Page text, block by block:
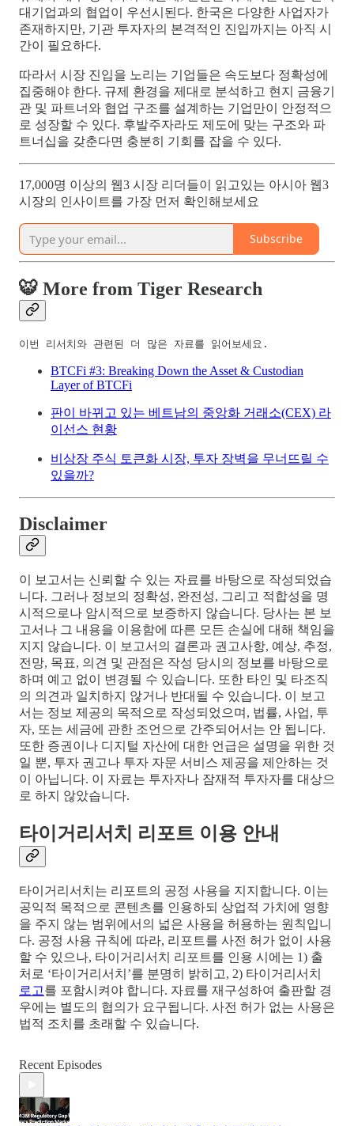
대기업과의 협업이 우선시된다. 한국은 다양한 사업자가
존재하지만, 기관 투자자의 본격적인 진입까지는 아직 시
간이 필요하다.
따라서 시장 진입을 노리는 기업들은 속도보다 정확성에
집중해야 한다. 규제 환경을 제대로 분석하고 현지 금융기
관 및 파트너와 협업 구조를 설계하는 기업만이 안정적으
로 성장할 수 있다. 후발주자라도 제도에 맞는 구조와 파
트너십을 갖춘다면 충분히 기회를 잡을 수 있다.
17,000명 이상의 웹3 시장 리더들이 읽고있는 아시아 웹3
시장의 인사이트를 가장 먼저 확인해보세요
Subscribe
🐯 More from Tiger Research
이번 리서치와 관련된 더 많은 자료를 읽어보세요.
BTCFi #3: Breaking Down the Asset & Custodian
Layer of BTCFi
판이 바뀌고 있는 베트남의 중앙화 거래소(CEX) 라
이선스 현황
비상장 주식 토큰화 시장, 투자 장벽을 무너뜨릴 수
있을까?
Disclaimer
이 보고서는 신뢰할 수 있는 자료를 바탕으로 작성되었습
니다. 그러나 정보의 정확성, 완전성, 그리고 적합성을 명
시적으로나 암시적으로 보증하지 않습니다. 당사는 본 보
고서나 그 내용을 이용함에 따른 모든 손실에 대해 책임을
지지 않습니다. 이 보고서의 결론과 권고사항, 예상, 추정,
전망, 목표, 의견 및 관점은 작성 당시의 정보를 바탕으로
하며 예고 없이 변경될 수 있습니다. 또한 타인 및 타조직
의 의견과 일치하지 않거나 반대될 수 있습니다. 이 보고
서는 정보 제공의 목적으로 작성되었으며, 법률, 사업, 투
자, 또는 세금에 관한 조언으로 간주되어서는 안 됩니다.
또한 증권이나 디지털 자산에 대한 언급은 설명을 위한 것
일 뿐, 투자 권고나 투자 자문 서비스 제공을 제안하는 것
이 아닙니다. 이 자료는 투자자나 잠재적 투자자를 대상으
로 하지 않았습니다.
타이거리서치 리포트 이용 안내
타이거리서치는 리포트의 공정 사용을 지지합니다. 이는
공익적 목적으로 콘텐츠를 인용하되 상업적 가치에 영향
을 주지 않는 범위에서의 넓은 사용을 허용하는 원칙입니
다. 공정 사용 규칙에 따라, 리포트를 사전 허가 없이 사용
할 수 있으나, 타이거리서치 리포트를 인용 시에는 1) 출
처로 ‘타이거리서치’를 분명히 밝히고, 2) 타이거리서치
로고를 포함시켜야 합니다. 자료를 재구성하여 출판할 경
우에는 별도의 협의가 요구됩니다. 사전 허가 없는 사용은
법적 조치를 초래할 수 있습니다.
Recent Episodes